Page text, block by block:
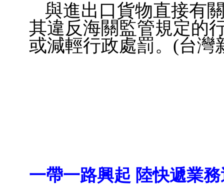
與進出口貨物直接有
其違反海關監管規定的
或減輕行政處罰。(台灣
一帶一路興起 陸快遞業